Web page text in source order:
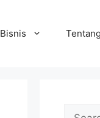
Bisnis
Search